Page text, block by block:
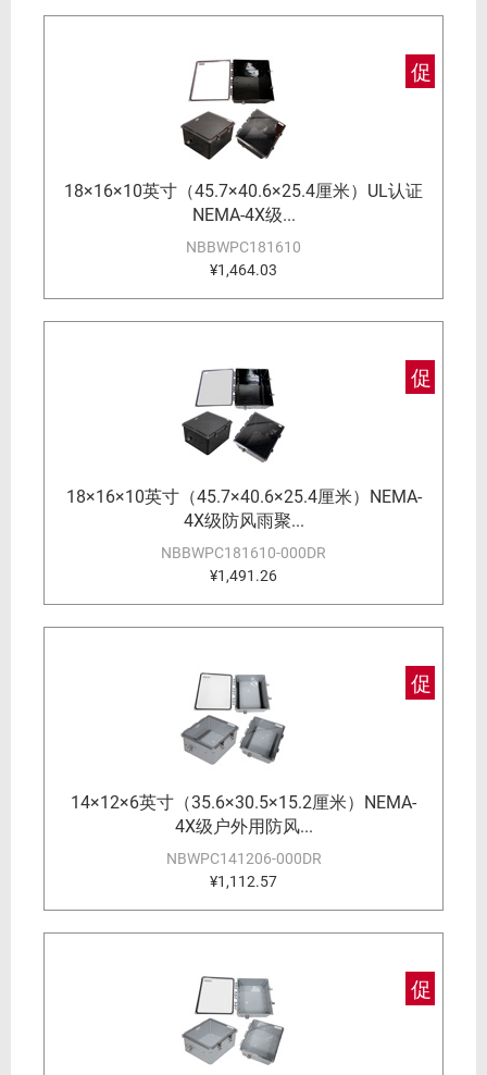
促
18×16×10英寸（45.7×40.6×25.4厘米）UL认证
NEMA-4X级...
NBBWPC181610
¥1,464.03
促
18×16×10英寸（45.7×40.6×25.4厘米）NEMA-
4X级防风雨聚...
NBBWPC181610-000DR
¥1,491.26
促
14×12×6英寸（35.6×30.5×15.2厘米）NEMA-
4X级户外用防风...
NBWPC141206-000DR
¥1,112.57
促